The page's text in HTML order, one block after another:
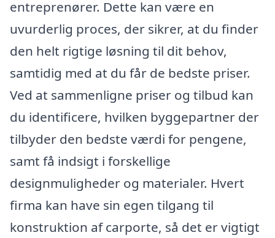
entreprenører. Dette kan være en
uvurderlig proces, der sikrer, at du finder
den helt rigtige løsning til dit behov,
samtidig med at du får de bedste priser.
Ved at sammenligne priser og tilbud kan
du identificere, hvilken byggepartner der
tilbyder den bedste værdi for pengene,
samt få indsigt i forskellige
designmuligheder og materialer. Hvert
firma kan have sin egen tilgang til
konstruktion af carporte, så det er vigtigt